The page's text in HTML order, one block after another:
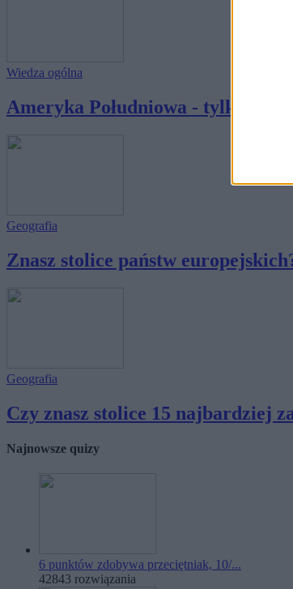
Wiedza ogólna
Ameryka Południowa - tylko 10%
Geografia
Znasz stolice państw
Geografia
Czy znasz stolice 15 najbardziej
Najnowsze quizy
6 punktów zdobywa przeciętniak, 10/...
42843 rozwiązania